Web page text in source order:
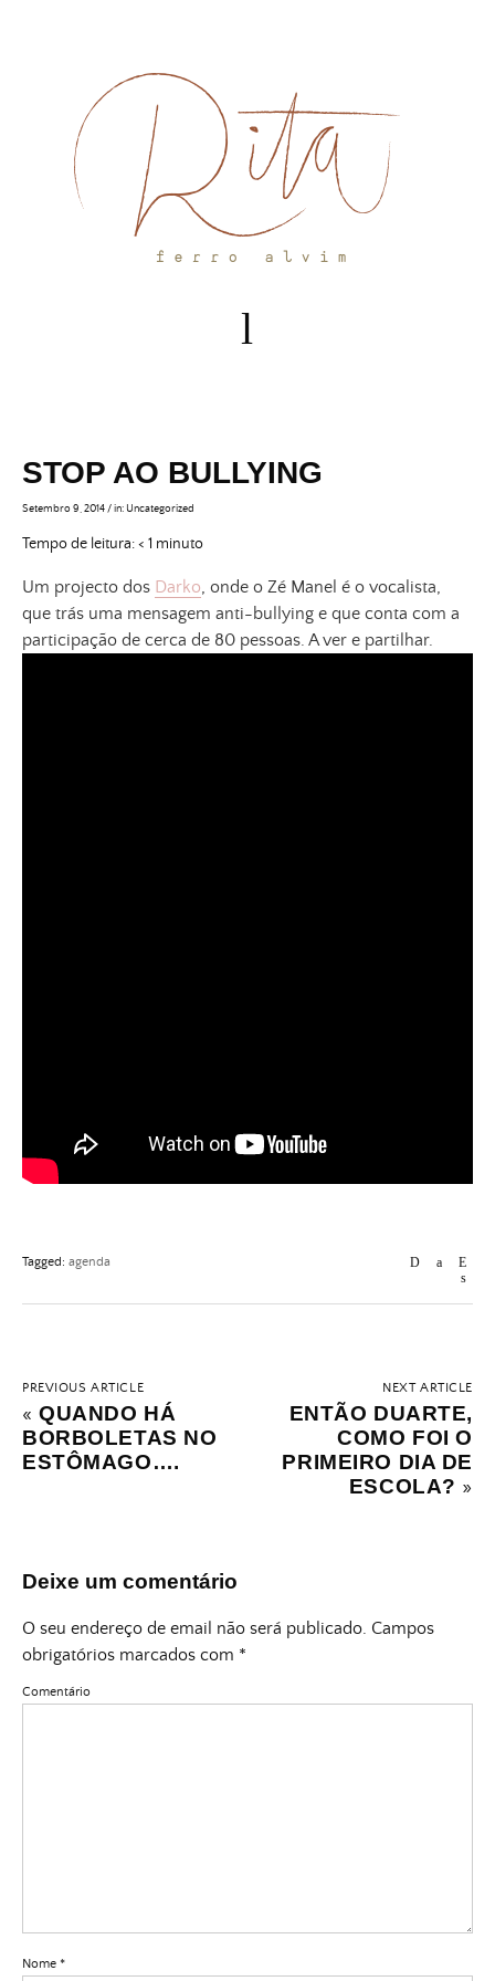
STOP AO BULLYING
Setembro 9, 2014/in: Uncategorized
Tempo de leitura:< 1 minuto
Um projecto dos Darko, onde o Zé Manel é o vocalista,
que trás uma mensagem anti-bullying e que conta com a
participação de cerca de 80 pessoas. A ver e partilhar.
Tagged: agenda
PREVIOUS ARTICLE
«QUANDO HÁ
BORBOLETAS NO
ESTÔMAGO….
NEXT ARTICLE
ENTÃO DUARTE,
COMO FOI O
PRIMEIRO DIA DE
ESCOLA? »
Deixe um comentário
O seu endereço de email não será publicado. Campos
obrigatórios marcados com *
Comentário
Nome *